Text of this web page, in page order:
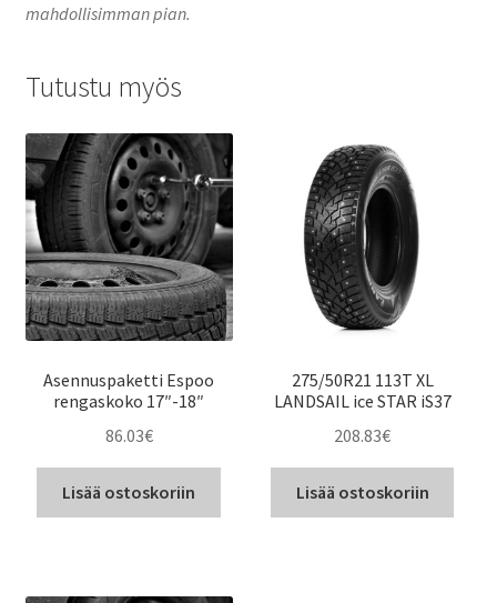
mahdollisimman pian.
Tutustu myös
Asennuspaketti Espoo
rengaskoko 17″-18″
86.03€
Lisää ostoskoriin
275/50R21 113T XL
LANDSAIL ice STAR iS37
208.83€
Lisää ostoskoriin